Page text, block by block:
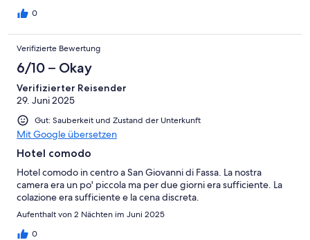
0
Verifizierte Bewertung
6/10 – Okay
Verifizierter Reisender
29. Juni 2025
Gut: Sauberkeit und Zustand der Unterkunft
Mit Google übersetzen
Hotel comodo
Hotel comodo in centro a San Giovanni di Fassa. La nostra
camera era un po' piccola ma per due giorni era sufficiente. La
colazione era sufficiente e la cena discreta.
Aufenthalt von 2 Nächten im Juni 2025
0